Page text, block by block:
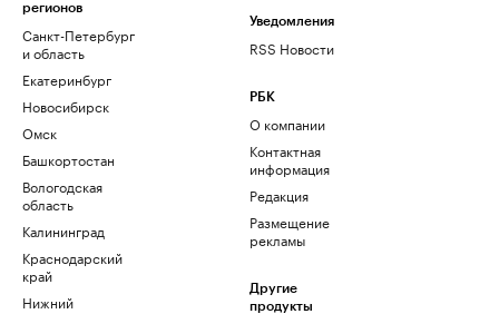
регионов
Санкт-Петербург
и область
Екатеринбург
Новосибирск
Омск
Башкортостан
Вологодская
область
Калининград
Краснодарский
край
Нижний
Уведомления
RSS Новости
РБК
О компании
Контактная
информация
Редакция
Размещение
рекламы
Другие
продукты